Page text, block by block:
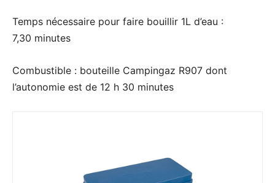
Temps nécessaire pour faire bouillir 1L d’eau :
7,30 minutes
Combustible : bouteille Campingaz R907 dont
l’autonomie est de 12 h 30 minutes